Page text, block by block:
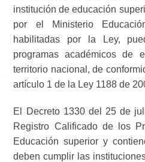
institución de educación
por el Ministerio
habilitadas por la Ley,
programas académicos de
territorio nacional, de
artículo 1 de la Ley 1188 de
El Decreto 1330 del 25 de
Registro Calificado de los
Educación superior y
deben cumplir las